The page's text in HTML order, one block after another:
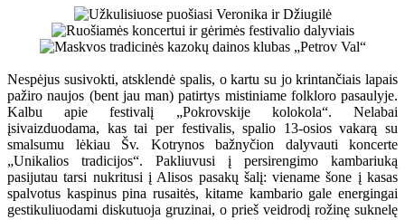
Nespėjus susivokti, atsklendė spalis, o kartu su jo krintančiais lapais
pažiro naujos (bent jau man) patirtys mistiniame folkloro pasaulyje.
Kalbu apie festivalį „Pokrovskije kolokola“. Nelabai
įsivaizduodama, kas tai per festivalis, spalio 13-osios vakarą su
smalsumu lėkiau Šv. Kotrynos bažnyčion dalyvauti koncerte
„Unikalios tradicijos“. Pakliuvusi į persirengimo kambariuką
pasijutau tarsi nukritusi į Alisos pasakų šalį: viename šone į kasas
spalvotus kaspinus pina rusaitės, kitame kambario gale energingai
gestikuliuodami diskutuoja gruzinai, o prieš veidrodį rožinę suknelę